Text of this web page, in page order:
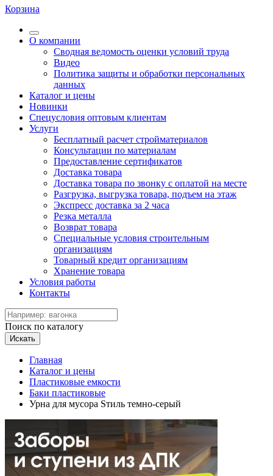
Корзина
О компании
Сводная ведомость оценки условий труда
Видео
Политика защиты и обработки персональных
данных
Каталог и цены
Новинки
Спецусловия оптовым клиентам
Услуги
Бесплатный расчет стройматериалов
Консультации по материалам
Предоставление сертификатов
Доставка товара
Доставка товара по звонку с оплатой на месте
Разгрузка, выгрузка товара, подъем на этаж
Экспресс доставка за 2 часа
Резка металла
Возврат товара
Специальные условия строительным
организациям
Товарный кредит организациям
Хранение товара
Условия работы
Контакты
Поиск по каталогу
Искать
Главная
Каталог и цены
Пластиковые емкости
Баки пластиковые
Урна для мусора Sтиль темно-серый